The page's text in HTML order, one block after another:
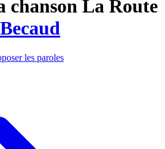
chanson La Route
les paroles